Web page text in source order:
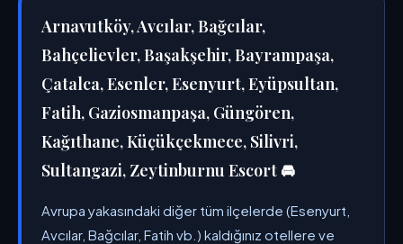
Arnavutköy, Avcılar, Bağcılar,
Bahçelievler, Başakşehir, Bayrampaşa,
Çatalca, Esenler, Esenyurt, Eyüpsultan,
Fatih, Gaziosmanpaşa, Güngören,
Kağıthane, Küçükçekmece, Silivri,
Sultangazi, Zeytinburnu Escort 🚘
Avrupa yakasındaki diğer tüm ilçelerde (Esenyurt,
Avcılar, Bağcılar, Fatih vb.) kaldığınız otellere ve